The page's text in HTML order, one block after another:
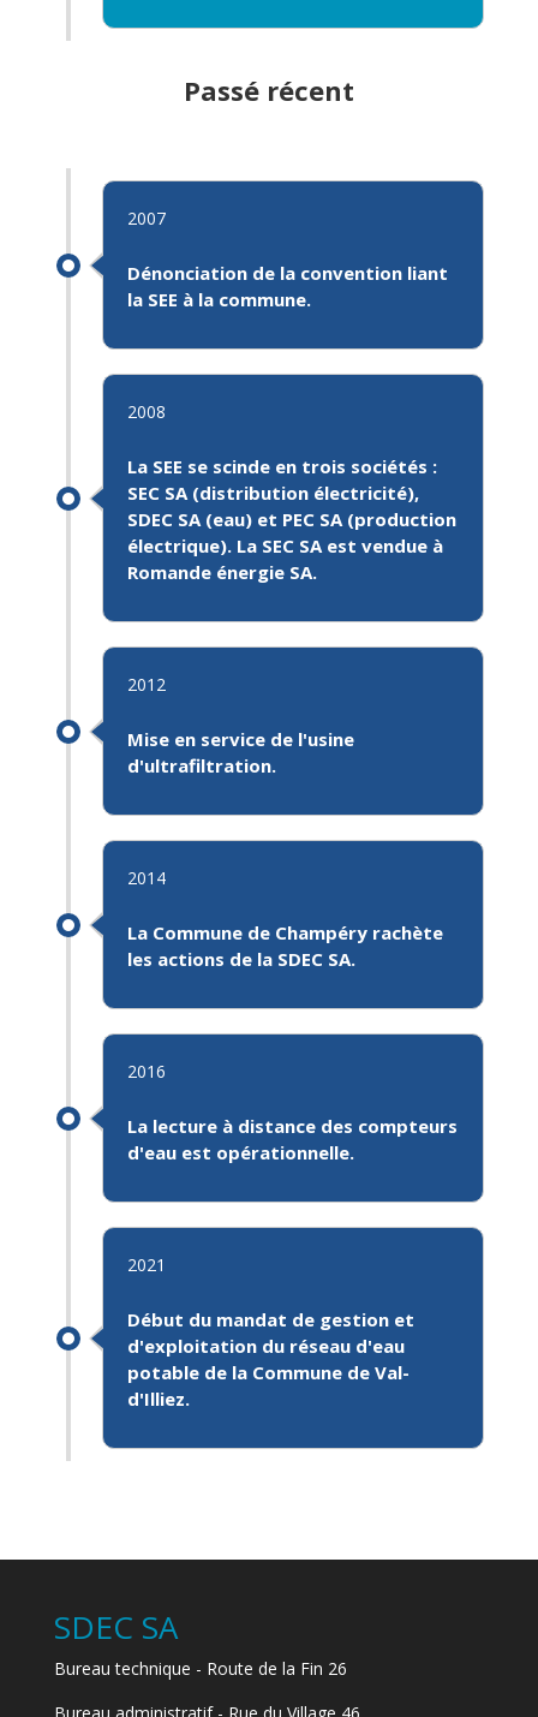
Passé récent
2007
Dénonciationde la conventionliant
la SEE à la commune.
2008
La SEE se scinde en trois sociétés :
SEC SA (distribution électricité),
SDEC SA (eau) et PEC SA (production
électrique). La SEC SA est vendue à
Romande énergie SA.
2012
Mise en service de l'usine
d'ultrafiltration.
2014
La Commune de Champéry rachète
les actions de la SDEC SA.
2016
La lecture à distance des compteurs
d'eauest opérationnelle.
2021
Début du mandat de gestion et
d'exploitation du réseau d'eau
potable de la Commune de Val-
d'Illiez.
SDEC SA
Bureau technique - Route de la Fin 26